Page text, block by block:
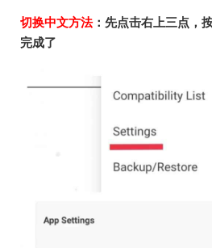
切换中文方法：先点击右上三点，
完成了